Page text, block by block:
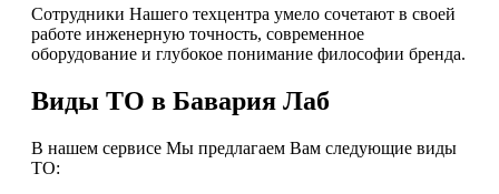
Сотрудники Нашего техцентра умело сочетают в своей
работе инженерную точность, современное
оборудование и глубокое понимание философии бренда.
Виды ТО в Бавария Лаб
В нашем сервисе Мы предлагаем Вам следующие виды
ТО: